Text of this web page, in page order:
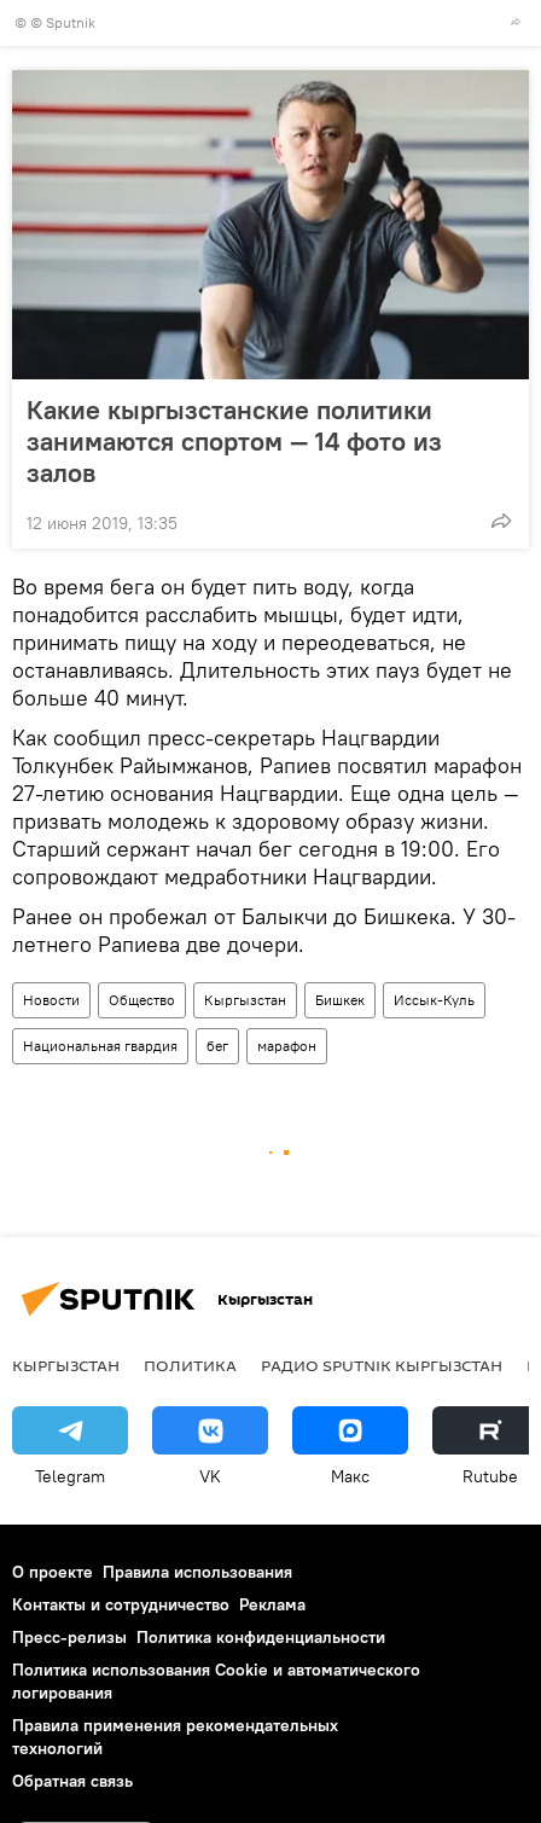
© © Sputnik
Какие кыргызстанские политики
занимаются спортом — 14 фото из
залов
12 июня 2019, 13:35
Во время бега он будет пить воду, когда
понадобится расслабить мышцы, будет идти,
принимать пищу на ходу и переодеваться, не
останавливаясь. Длительность этих пауз будет не
больше 40 минут.
Как сообщил пресс-секретарь Нацгвардии
Толкунбек Райымжанов, Рапиев посвятил марафон
27-летию основания Нацгвардии. Еще одна цель —
призвать молодежь к здоровому образу жизни.
Старший сержант начал бег сегодня в 19:00. Его
сопровождают медработники Нацгвардии.
Ранее он пробежал от Балыкчи до Бишкека. У 30-
летнего Рапиева две дочери.
Новости Общество Кыргызстан Бишкек Иссык-Куль
Национальная гвардия бег марафон
Кыргызстан
КЫРГЫЗСТАН ПОЛИТИКА РАДИО SPUTNIK КЫРГЫЗСТАН
Telegram VK Макс Rutube
О проекте Правила использования
Контакты и сотрудничество Реклама
Пресс-релизы Политика конфиденциальности
Политика использования Cookie и автоматического
логирования
Правила применения рекомендательных
технологий
Обратная связь